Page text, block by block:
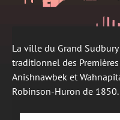
La ville du Grand
traditionnel des
Anishnawbek et
Robinson-Huron de 1850.